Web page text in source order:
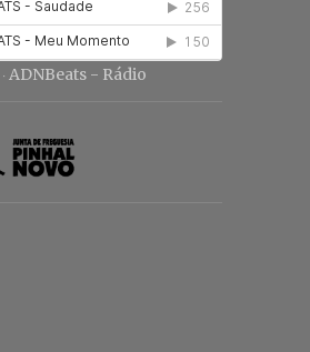
· ADNBeats - Rádio